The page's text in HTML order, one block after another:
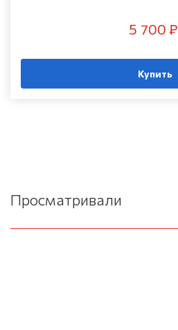
5 700 ₽
Купить
Просматривали